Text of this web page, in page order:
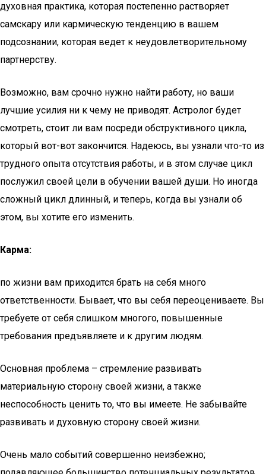
духовная практика, которая постепенно растворяет
самскару или кармическую тенденцию в вашем
подсознании, которая ведет к неудовлетворительному
партнерству.
Возможно, вам срочно нужно найти работу, но ваши
лучшие усилия ни к чему не приводят. Астролог будет
смотреть, стоит ли вам посреди обструктивного цикла,
который вот-вот закончится. Надеюсь, вы узнали что-то из
трудного опыта отсутствия работы, и в этом случае цикл
послужил своей цели в обучении вашей души. Но иногда
сложный цикл длинный, и теперь, когда вы узнали об
этом, вы хотите его изменить.
Карма:
по жизни вам приходится брать на себя много
ответственности. Бывает, что вы себя переоцениваете. Вы
требуете от себя слишком многого, повышенные
требования предъявляете и к другим людям.
Основная проблема – стремление развивать
материальную сторону своей жизни, а также
неспособность ценить то, что вы имеете. Не забывайте
развивать и духовную сторону своей жизни.
Очень мало событий совершенно неизбежно;